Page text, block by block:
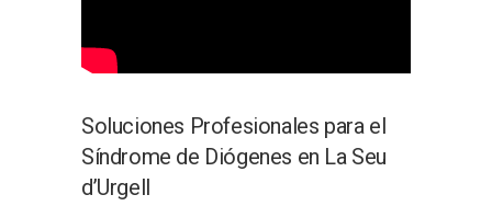
Soluciones Profesionales para el
Síndrome de Diógenes en La Seu
d’Urgell